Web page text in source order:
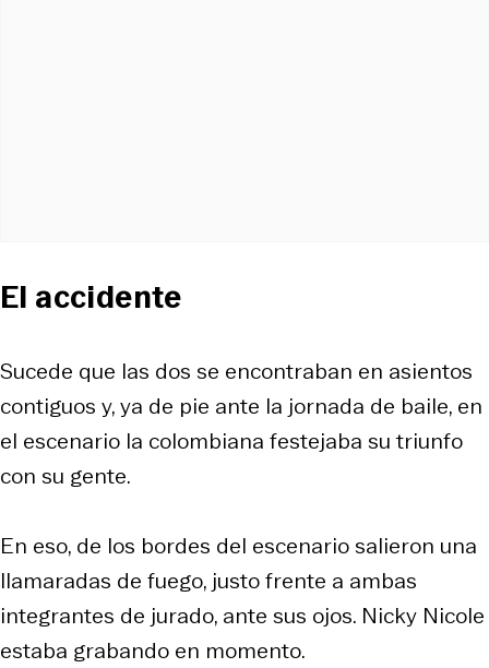
El accidente
Sucede que las dos se encontraban en asientos
contiguos y, ya de pie ante la jornada de baile, en
el escenario la colombiana festejaba su triunfo
con su gente.
En eso, de los bordes del escenario salieron una
llamaradas de fuego, justo frente a ambas
integrantes de jurado, ante sus ojos. Nicky Nicole
estaba grabando en momento.